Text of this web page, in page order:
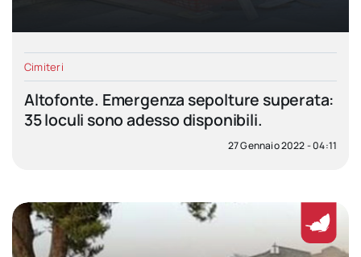
Cimiteri
Altofonte. Emergenza sepolture superata:
35 loculi sono adesso disponibili.
27 Gennaio 2022 - 04:11